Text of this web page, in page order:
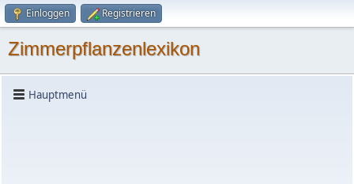
Einloggen Registrieren
Zimmerpflanzenlexikon
Hauptmenü